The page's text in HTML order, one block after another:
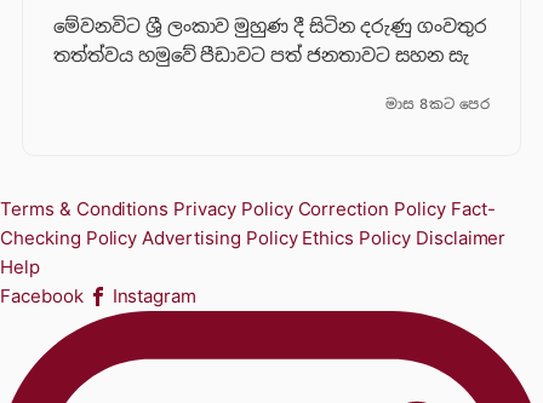
මේවනවිට ශ්‍රී ලංකාව මුහුණ දී සිටින දරුණු ගංවතුර
තත්ත්වය හමුවේ පීඩාවට පත් ජනතාවට සහන සැ
මාස 8කට පෙර
Terms & Conditions Privacy Policy Correction Policy Fact-
Checking Policy Advertising Policy Ethics Policy Disclaimer
Help
Facebook
Instagram